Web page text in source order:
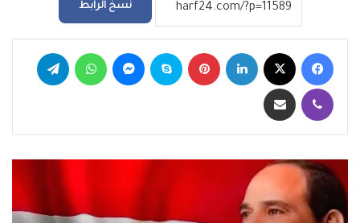
نسخ الرابط
فيسبوك لينكدإن بينتيريست سكايب ماسنجر واتساب
ڤايبر مشاركة عبر البريد